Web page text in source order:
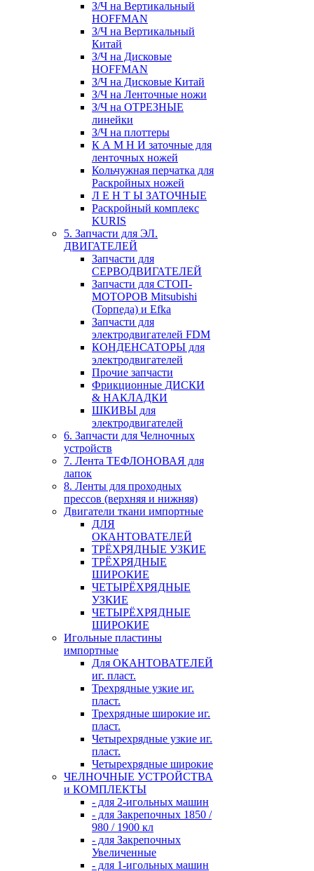
З/Ч на Вертикальный
HOFFMAN
З/Ч на Вертикальный
Китай
З/Ч на Дисковые
HOFFMAN
З/Ч на Дисковые Китай
З/Ч на Ленточные ножи
З/Ч на ОТРЕЗНЫЕ
линейки
З/Ч на плоттеры
К А М Н И заточные для
ленточных ножей
Кольчужная перчатка для
Раскройных ножей
Л Е Н Т Ы ЗАТОЧНЫЕ
Раскройный комплекс
KURIS
5. Запчасти для ЭЛ.
ДВИГАТЕЛЕЙ
Запчасти для
СЕРВОДВИГАТЕЛЕЙ
Запчасти для СТОП-
МОТОРОВ Mitsubishi
(Торпеда) и Efka
Запчасти для
электродвигателей FDM
КОНДЕНСАТОРЫ для
электродвигателей
Прочие запчасти
Фрикционные ДИСКИ
& НАКЛАДКИ
ШКИВЫ для
электродвигателей
6. Запчасти для Челночных
устройств
7. Лента ТЕФЛОНОВАЯ для
лапок
8. Ленты для проходных
прессов (верхняя и нижняя)
Двигатели ткани импортные
ДЛЯ
ОКАНТОВАТЕЛЕЙ
ТРЁХРЯДНЫЕ УЗКИЕ
ТРЁХРЯДНЫЕ
ШИРОКИЕ
ЧЕТЫРЁХРЯДНЫЕ
УЗКИЕ
ЧЕТЫРЁХРЯДНЫЕ
ШИРОКИЕ
Игольные пластины
импортные
Для ОКАНТОВАТЕЛЕЙ
иг. пласт.
Трехрядные узкие иг.
пласт.
Трехрядные широкие иг.
пласт.
Четырехрядные узкие иг.
пласт.
Четырехрядные широкие
ЧЕЛНОЧНЫЕ УСТРОЙСТВА
и КОМПЛЕКТЫ
- для 2-игольных машин
- для Закрепочных 1850 /
980 / 1900 кл
- для Закрепочных
Увеличенные
- для 1-игольных машин